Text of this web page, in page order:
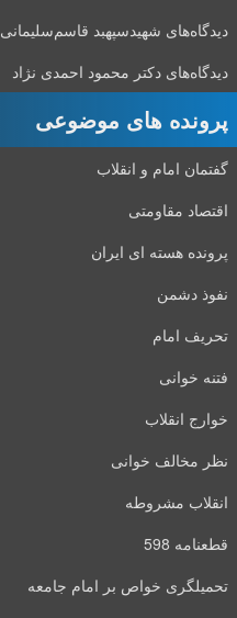
دیدگاه‌های شهید‌سپهبد قاسم‌سلیمانی
دیدگاه‌های دکتر محمود احمدی نژاد
پرونده های موضوعی
گفتمان امام و انقلاب
اقتصاد مقاومتی
پرونده هسته ای ایران
نفوذ دشمن
تحریف امام
فتنه خوانی
خوارج انقلاب
نظر مخالف خوانی
انقلاب مشروطه
قطعنامه 598
تحمیلگری خواص بر امام جامعه